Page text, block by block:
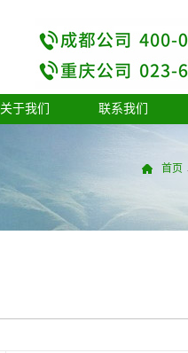
关于我们 联系我们
首页